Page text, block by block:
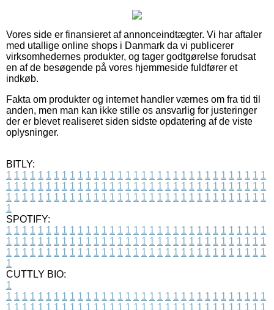
Vores side er finansieret af annonceindtægter. Vi har aftaler
med utallige online shops i Danmark da vi publicerer
virksomhedernes produkter, og tager godtgørelse forudsat
en af de besøgende på vores hjemmeside fuldfører et
indkøb.
Fakta om produkter og internet handler værnes om fra tid til
anden, men man kan ikke stille os ansvarlig for justeringer
der er blevet realiseret siden sidste opdatering af de viste
oplysninger.
BITLY:
1 1 1 1 1 1 1 1 1 1 1 1 1 1 1 1 1 1 1 1 1 1 1 1 1 1 1 1 1 1 1 1 1
1 1 1 1 1 1 1 1 1 1 1 1 1 1 1 1 1 1 1 1 1 1 1 1 1 1 1 1 1 1 1 1 1
1 1 1 1 1 1 1 1 1 1 1 1 1 1 1 1 1 1 1 1 1 1 1 1 1 1 1 1 1 1 1 1 1
1
SPOTIFY:
1 1 1 1 1 1 1 1 1 1 1 1 1 1 1 1 1 1 1 1 1 1 1 1 1 1 1 1 1 1 1 1 1
1 1 1 1 1 1 1 1 1 1 1 1 1 1 1 1 1 1 1 1 1 1 1 1 1 1 1 1 1 1 1 1 1
1 1 1 1 1 1 1 1 1 1 1 1 1 1 1 1 1 1 1 1 1 1 1 1 1 1 1 1 1 1 1 1 1
1
CUTTLY BIO:
1
1 1 1 1 1 1 1 1 1 1 1 1 1 1 1 1 1 1 1 1 1 1 1 1 1 1 1 1 1 1 1 1 1
1 1 1 1 1 1 1 1 1 1 1 1 1 1 1 1 1 1 1 1 1 1 1 1 1 1 1 1 1 1 1 1 1